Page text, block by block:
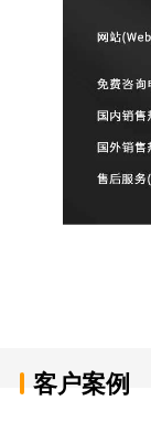
客户案例